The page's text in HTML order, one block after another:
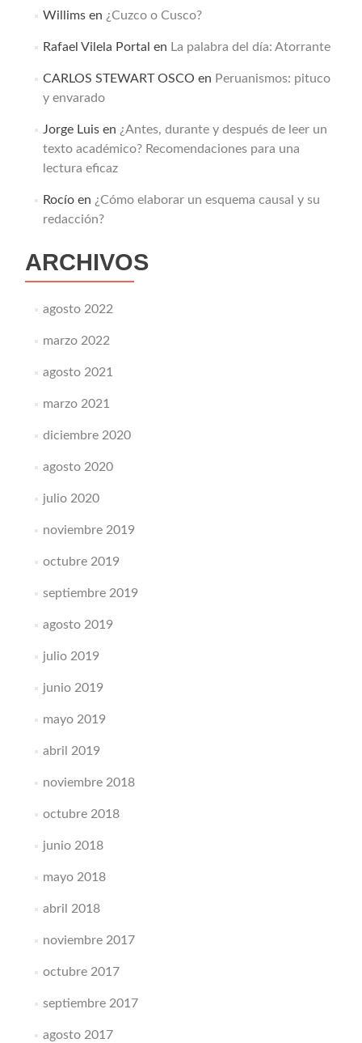
Willimsen ¿Cuzco o Cusco?
Rafael Vilela Portal en La palabra del día: Atorrante
CARLOS STEWART OSCO en Peruanismos: pituco
y envarado
Jorge Luisen ¿Antes, durante y después de leer un
texto académico? Recomendaciones para una
lectura eficaz
Rocíoen ¿Cómo elaborar un esquema causal y su
redacción?
ARCHIVOS
agosto 2022
marzo 2022
agosto 2021
marzo 2021
diciembre 2020
agosto 2020
julio 2020
noviembre 2019
octubre 2019
septiembre 2019
agosto 2019
julio 2019
junio 2019
mayo 2019
abril 2019
noviembre 2018
octubre 2018
junio 2018
mayo 2018
abril 2018
noviembre 2017
octubre 2017
septiembre 2017
agosto 2017